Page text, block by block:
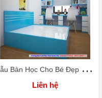
M
ẫu Bàn Học Cho Bé Đẹp Rẻ Home 3D
Liên hệ